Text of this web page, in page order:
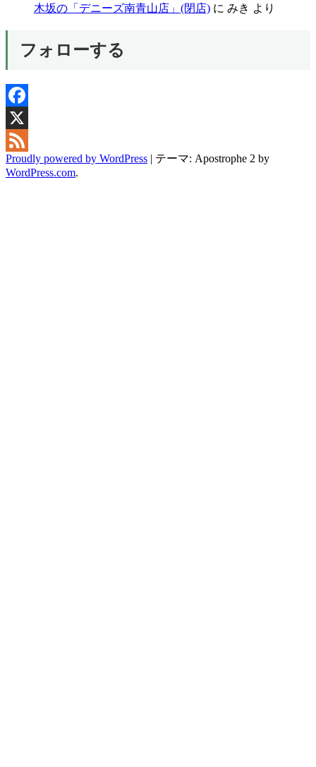
木坂の「デニーズ南青山店」(閉店) に みき より
フォローする
Facebook
X
Feed
Proudly powered by WordPress | テーマ: Apostrophe 2 by
WordPress.com.